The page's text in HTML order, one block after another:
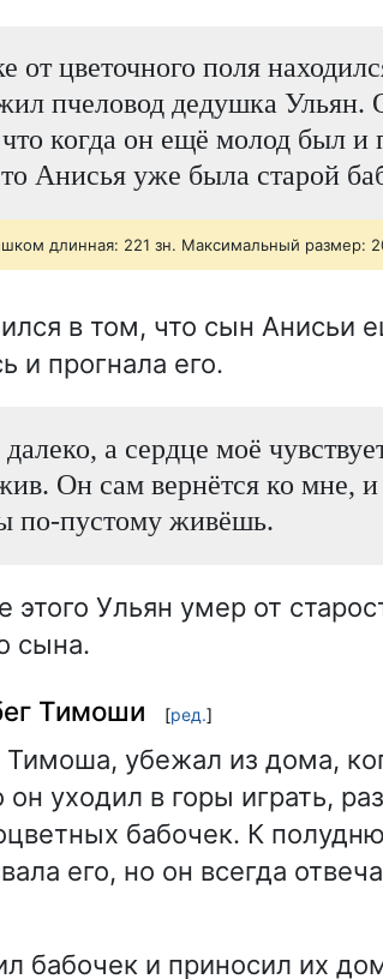
от цветочного поля
пчеловод дедушка Ульян.
когда он ещё молод был и
то Анисья уже была старой
длинная: 221 зн. Максимальный размер:
в том, что сын Анисьи
и прогнала его.
а сердце моё
Он сам вернётся ко мне,
по-пустому живёшь.
этого Ульян умер от
сына.
Тимоши [ред.]
убежал из дома,
уходил в горы играть,
бабочек. К
его, но он всегда
бабочек и приносил их